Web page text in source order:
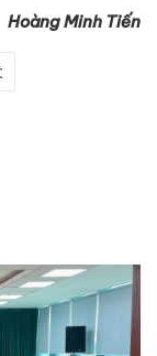
Hoàng Minh Tiến